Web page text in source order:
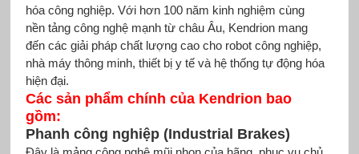
hóa công nghiệp. Với hơn 100 năm kinh nghiệm cùng
nền tảng công nghệ mạnh từ châu Âu, Kendrion mang
đến các giải pháp chất lượng cao cho robot công nghiệp,
nhà máy thông minh, thiết bị y tế và hệ thống tự động hóa
hiện đại.
Các sản phẩm chính của Kendrion bao
gồm:
Phanh công nghiệp (Industrial Brakes)